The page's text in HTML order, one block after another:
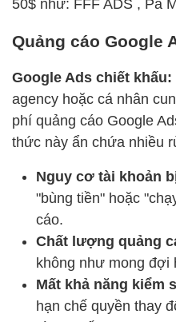
50$ như: FFF ADS , Pa
Quảng cáo Google
Google Ads chiết khấu:
agency hoặc cá nhân
phí quảng cáo Google
thức này ẩn chứa nhiều
Nguy cơ tài khoản
"bùng tiền" hoặc
cáo.
Chất lượng quảng
không như mong đợi
Mất khả năng kiểm
hạn chế quyền thay